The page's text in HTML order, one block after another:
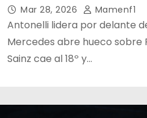
Mar 28, 2026 Mamenf1
Antonelli lidera por delante
Mercedes abre hueco sobre
Sainz cae al 18º y…